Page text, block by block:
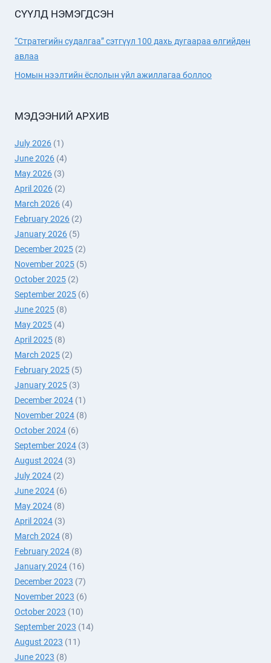
СҮҮЛД НЭМЭГДСЭН
“Стратегийн судалгаа” сэтгүүл 100 дахь дугаараа өлгийдөн
авлаа
Номын нээлтийн ёслолын үйл ажиллагаа боллоо
МЭДЭЭНИЙ АРХИВ
July 2026 (1)
June 2026 (4)
May 2026 (3)
April 2026 (2)
March 2026 (4)
February 2026 (2)
January 2026 (5)
December 2025 (2)
November 2025 (5)
October 2025 (2)
September 2025 (6)
June 2025 (8)
May 2025 (4)
April 2025 (8)
March 2025 (2)
February 2025 (5)
January 2025 (3)
December 2024 (1)
November 2024 (8)
October 2024 (6)
September 2024 (3)
August 2024 (3)
July 2024 (2)
June 2024 (6)
May 2024 (8)
April 2024 (3)
March 2024 (8)
February 2024 (8)
January 2024 (16)
December 2023 (7)
November 2023 (6)
October 2023 (10)
September 2023 (14)
August 2023 (11)
June 2023 (8)